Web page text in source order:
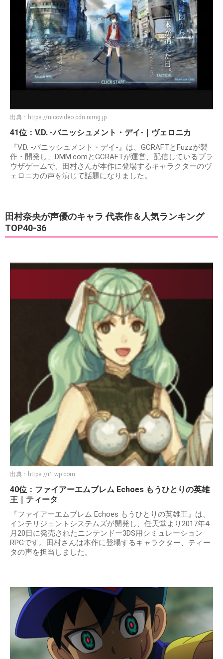
出典： https://nicovideo.cdn.nimg.jp
41位：V.D. -バニッシュメント・デイ-｜ヴェロニカ
『V.D. -バニッシュメント・デイ-』は、GCRAFTとFuzzが製
作・開発し、DMM.comとGCRAFTが運営、配信しているブラ
ウザゲームで、田村さんが本作に登場するキャラクターのヴ
ェロニカの声を演じて話題になりました。
田村奈央が声優のキャラ 代表作＆人気ランキング
TOP40-36
出典： https://i1.wp.com
40位：ファイアーエムブレム Echoes もうひとりの英雄
王｜ティータ
『ファイアーエムブレム Echoes もうひとりの英雄王』は、
インテリジェントシステムズが開発し、任天堂より2017年4
月20日に発売されたニンテンドー3DS用シミュレーション
RPGです。田村さんは本作に登場するキャラクター、ティー
タの声を担当しました。